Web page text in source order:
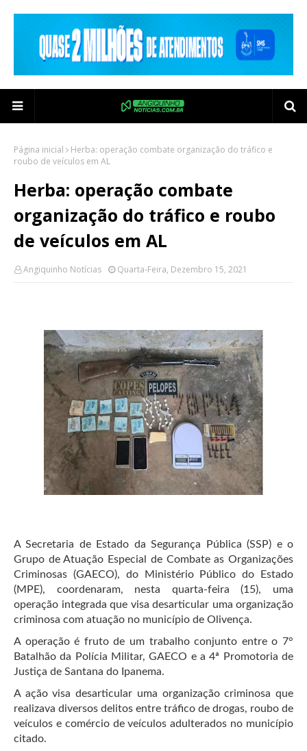
Página inicial
Herba: operação combate organização do tráfico e
roubo de veículos em AL
Herba: operação combate
organização do tráfico e roubo
de veículos em AL
Angiquinho Notícias Quarta-Feira, Dezembro 15, 2021
A Secretaria de Estado da Segurança Pública (SSP) e o
Grupo de Atuação Especial de Combate as Organizações
Criminosas (GAECO), do Ministério Público do Estado
(MPE), coordenaram, nesta quarta-feira (15), uma
operação integrada que visa desarticular uma organização
criminosa com atuação no município de Olivença.
A operação é fruto de um trabalho conjunto entre o 7°
Batalhão da Polícia Militar, GAECO e a 4ª Promotoria de
Justiça de Santana do Ipanema.
A ação visa desarticular uma organização criminosa que
realizava diversos delitos entre tráfico de drogas, roubo de
veículos e comércio de veículos adulterados no município
citado.